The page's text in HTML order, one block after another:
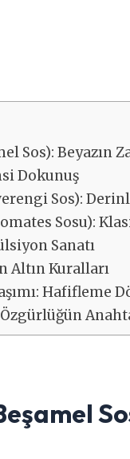
Sos): Beyazın
Dokunuş
Sos):
Sosu):
Sanatı
Altın Kuralları
Hafifleme